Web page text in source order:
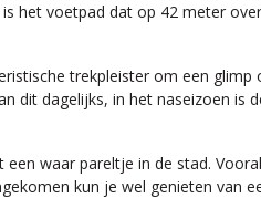
het voetpad dat op 42 meter
trekpleister om een
dit dagelijks, in het naseizoen is
waar pareltje in de stad.
kun je wel genieten van